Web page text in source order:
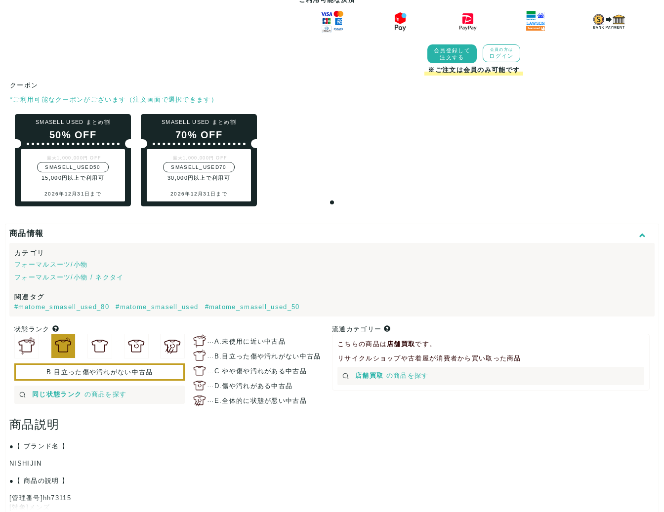
会員登録して
注文する
会員の方は
ログイン
※ご注文は会員のみ可能です
クーポン
*ご利用可能なクーポンがございます（注文画面で選択できます）
SMASELL USED まとめ割
50% OFF
最大1,000,000円 OFF
SMASELL_USED50
15,000円以上で利用可
2026年12月31日まで
SMASELL USED まとめ割
70% OFF
最大1,000,000円 OFF
SMASELL_USED70
30,000円以上で利用可
2026年12月31日まで
商品情報
カテゴリ
フォーマルスーツ/小物
フォーマルスーツ/小物 / ネクタイ
関連タグ
#matome_smasell_used_80 #matome_smasell_used #matome_smasell_used_50
状態ランク
B.目立った傷や汚れがない中古品
同じ状態ランク の商品を探す
… A.未使用に近い中古品
… B.目立った傷や汚れがない中古品
… C.やや傷や汚れがある中古品
… D.傷や汚れがある中古品
… E.全体的に状態が悪い中古品
流通カテゴリー
こちらの商品は 店舗買取です。
リサイクルショップや古着屋が消費者から買い取った商品
店舗買取 の商品を探す
商品説明
【 ブランド名 】
NISHIJIN
【 商品の説明 】
[管理番号]hh73115
[対象]メンズ